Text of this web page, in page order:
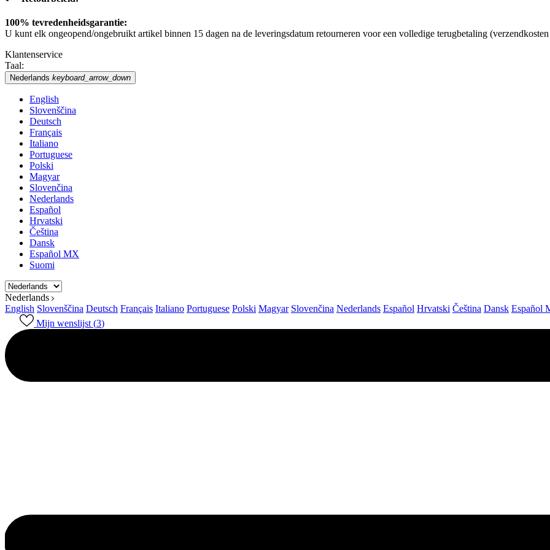
100% tevredenheidsgarantie:
U kunt elk ongeopend/ongebruikt artikel binnen 15 dagen na de leveringsdatum retourneren voor een volledige terugbetaling
Klantenservice
Taal:
Nederlands keyboard_arrow_down
English
Slovenščina
Deutsch
Français
Italiano
Portuguese
Polski
Magyar
Slovenčina
Nederlands
Español
Hrvatski
Čeština
Dansk
Español MX
Suomi
Nederlands
English Slovenščina Deutsch Français Italiano Portuguese Polski Magyar Slovenčina Nederlands Español Hrvatski Čeština Dansk Español
Mijn wenslijst (3)